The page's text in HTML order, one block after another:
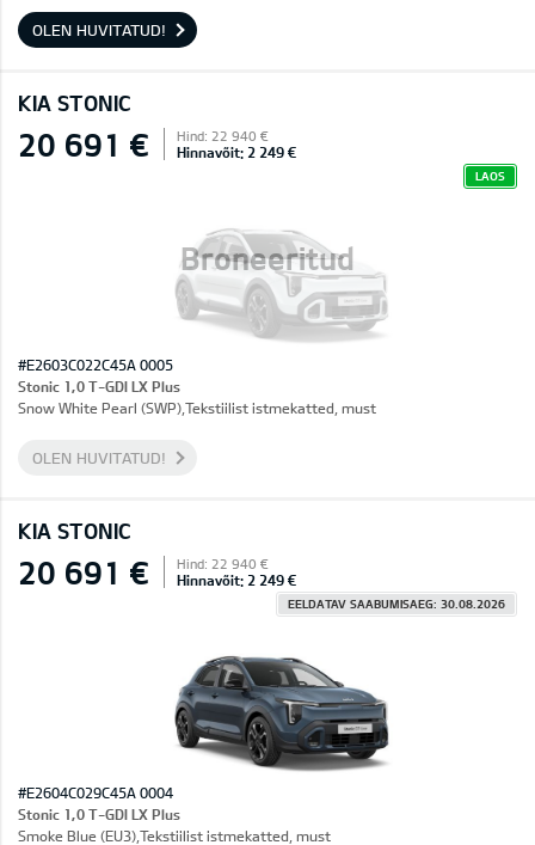
OLEN HUVITATUD!
KIA STONIC
Broneeritud
20 691 € Hind: 22 940 €
Hinnavõit: 2 249 €
LAOS
#E2603C022C45A 0005
Stonic 1,0 T-GDI LX Plus
Snow White Pearl (SWP),Tekstiilist istmekatted, must
OLEN HUVITATUD!
KIA STONIC
20 691 € Hind: 22 940 €
Hinnavõit: 2 249 €
EELDATAV SAABUMISAEG: 30.08.2026
#E2604C029C45A 0004
Stonic 1,0 T-GDI LX Plus
Smoke Blue (EU3),Tekstiilist istmekatted, must